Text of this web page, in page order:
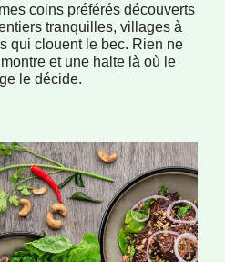
coins préférés découverts
tranquilles, villages à
qui clouent le bec. Rien ne
et une halte là où le
le décide.